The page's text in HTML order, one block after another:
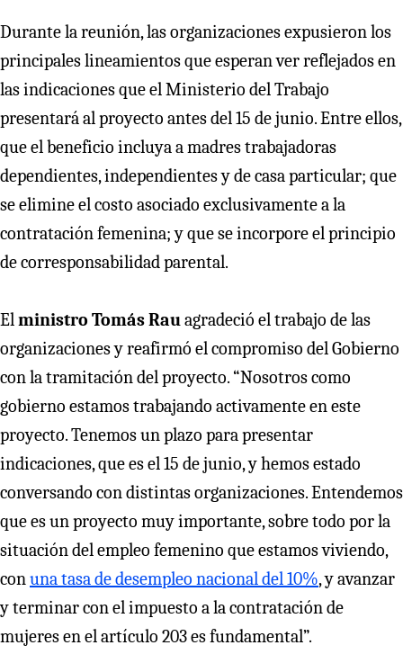
Durante la reunión, las organizaciones expusieron los
principales lineamientos que esperan ver reflejados en
las indicaciones que el Ministerio del Trabajo
presentará al proyecto antes del 15 de junio. Entre ellos,
que el beneficio incluya a madres trabajadoras
dependientes, independientes y de casa particular; que
se elimine el costo asociado exclusivamente a la
contratación femenina; y que se incorpore el principio
de corresponsabilidad parental.
El ministro Tomás Rau agradeció el trabajo de las
organizaciones y reafirmó el compromiso del Gobierno
con la tramitación del proyecto. “Nosotros como
gobierno estamos trabajando activamente en este
proyecto. Tenemos un plazo para presentar
indicaciones, que es el 15 de junio, y hemos estado
conversando con distintas organizaciones. Entendemos
que es un proyecto muy importante, sobre todo por la
situación del empleo femenino que estamos viviendo,
con una tasa de desempleo nacional del 10%, y avanzar
y terminar con el impuesto a la contratación de
mujeres en el artículo 203 es fundamental”.